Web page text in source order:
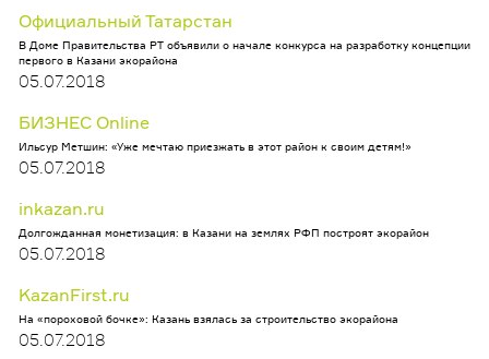
Официальный Татарстан
В Доме Правительства РТ объявили о начале конкурса на разработку концепции
первого в Казани экорайона
05.07.2018
БИЗНЕС Online
Ильсур Метшин: «Уже мечтаю приезжать в этот район к своим детям!»
05.07.2018
inkazan.ru
Долгожданная монетизация: в Казани на землях РФП построят экорайон
05.07.2018
KazanFirst.ru
На «пороховой бочке»: Казань взялась за строительство экорайона
05.07.2018